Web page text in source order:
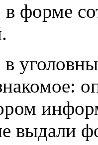
форме
в
выдали